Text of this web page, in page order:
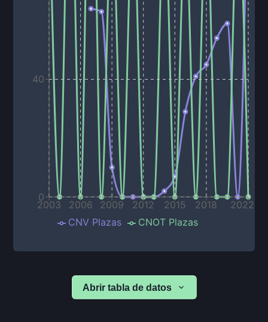
2003 2006 2009 2012 2015 2018 2022
0
40
CNV Plazas CNOT Plazas
Abrir tabla de datos